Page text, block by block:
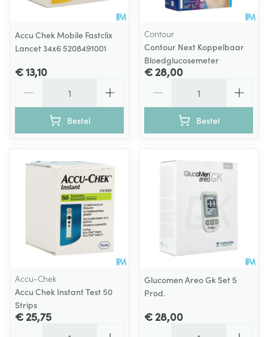
Accu Chek Mobile Fastclix
Lancet 34x6 5208491001
€ 13,10
Bestel
Contour
Contour Next Koppelbaar
Bloedglucosemeter
€ 28,00
Bestel
Accu-Chek
Accu Chek Instant Test 50
Strips
€ 25,75
Glucomen Areo Gk Set 5
Prod.
€ 28,00